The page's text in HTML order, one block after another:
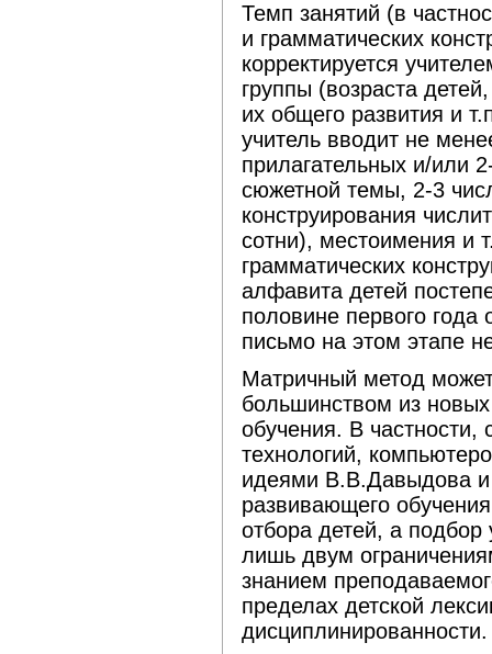
Темп занятий (в
и грамматических
корректируется
группы (возраста
их общего развития и
учитель вводит не
прилагательных и/или
сюжетной темы, 2-3
конструирования
сотни), местоимения и
грамматических
алфавита детей
половине первого года
письмо на этом этапе
Матричный метод
большинством из
обучения. В
технологий,
идеями В.В.Давыдова
развивающего
отбора детей, а подбор
лишь двум
знанием
пределах детской
дисциплинированности.